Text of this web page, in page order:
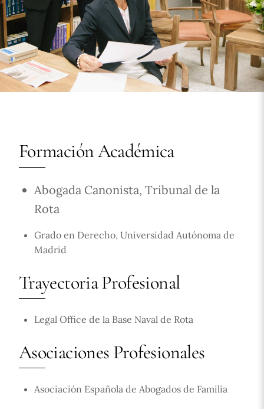
Formación Académica
Abogada Canonista, Tribunal de la
Rota
Grado en Derecho, Universidad Autónoma de
Madrid
Trayectoria Profesional
Legal Office de la Base Naval de Rota
Asociaciones Profesionales
Asociación Española de Abogados de Familia